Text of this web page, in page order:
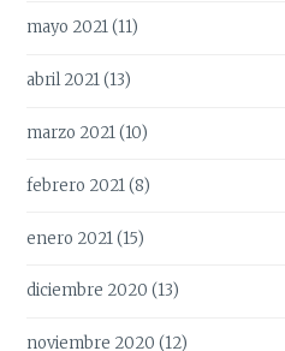
mayo 2021(11)
abril 2021(13)
marzo 2021(10)
febrero 2021(8)
enero 2021(15)
diciembre 2020 (13)
noviembre 2020 (12)